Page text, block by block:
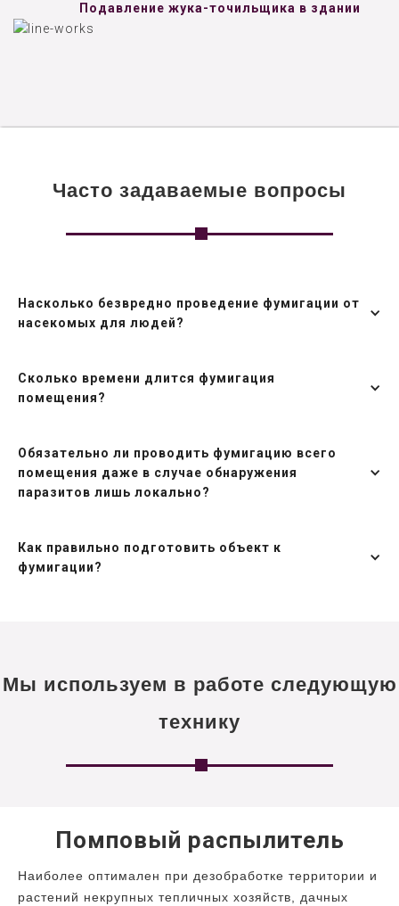
Подавление жука-точильщика в здании
Часто задаваемые вопросы
Насколько безвредно проведение фумигации от
насекомых для людей?
Сколько времени длится фумигация
помещения?
Обязательно ли проводить фумигацию всего
помещения даже в случае обнаружения
паразитов лишь локально?
Как правильно подготовить объект к
фумигации?
Мы используем в работе следующую
технику
Помповый распылитель
Наиболее оптимален при дезобработке территории и
растений некрупных тепличных хозяйств, дачных